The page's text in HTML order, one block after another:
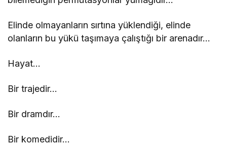
Elinde olmayanların sırtına yüklendiği, elinde
olanların bu yükü taşımaya çalıştığı bir arenadır…
Hayat…
Bir trajedir…
Bir dramdır…
Bir komedidir…